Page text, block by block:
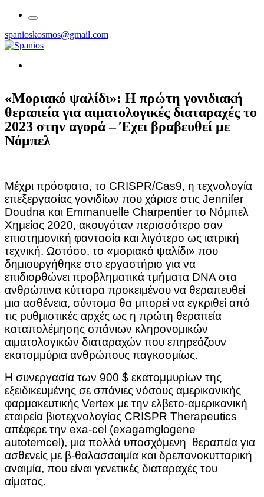
spanioskosmos@gmail.com
«Μοριακό ψαλίδι»: Η πρώτη γονιδιακή
θεραπεία για αιματολογικές διαταραχές το
2023 στην αγορά – Έχει βραβευθεί με
Νόμπελ
Μέχρι πρόσφατα, το CRISPR/Cas9, η τεχνολογία
επεξεργασίας γονιδίων που χάρισε στις Jennifer
Doudna και Emmanuelle Charpentier το Νόμπελ
Χημείας 2020, ακουγόταν περισσότερο σαν
επιστημονική φαντασία και λιγότερο ως ιατρική
τεχνική. Ωστόσο, το «μοριακό ψαλίδι» που
δημιουργήθηκε στο εργαστήριο για να
επιδιορθώνει προβληματικά τμήματα DNA στα
ανθρώπινα κύτταρα προκειμένου να θεραπευθεί
μια ασθένεια, σύντομα θα μπορεί να εγκριθεί από
τις ρυθμιστικές αρχές ως η πρώτη θεραπεία
καταπολέμησης σπάνιων κληρονομικών
αιματολογικών διαταραχών που επηρεάζουν
εκατομμύρια ανθρώπους παγκοσμίως.
Η συνεργασία των 900 $ εκατομμυρίων της
εξειδικευμένης σε σπάνιες νόσους αμερικανικής
φαρμακευτικής Vertex με την ελβετο-αμερικανική
εταιρεία βιοτεχνολογίας CRISPR Therapeutics
απέφερε την exa-cel (exagamglogene
autotemcel), μια πολλά υποσχόμενη θεραπεία για
ασθενείς με β-θαλασσαιμία και δρεπανοκυτταρική
αναιμία, που είναι γενετικές διαταραχές του
αίματος.